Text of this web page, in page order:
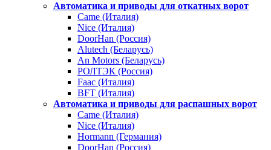
Автоматика и приводы для откатных ворот
Came (Италия)
Nice (Италия)
DoorHan (Россия)
Alutech (Беларусь)
An Motors (Беларусь)
РОЛТЭК (Россия)
Faac (Италия)
BFT (Италия)
Автоматика и приводы для распашных ворот
Came (Италия)
Nice (Италия)
Hormann (Германия)
DoorHan (Россия)